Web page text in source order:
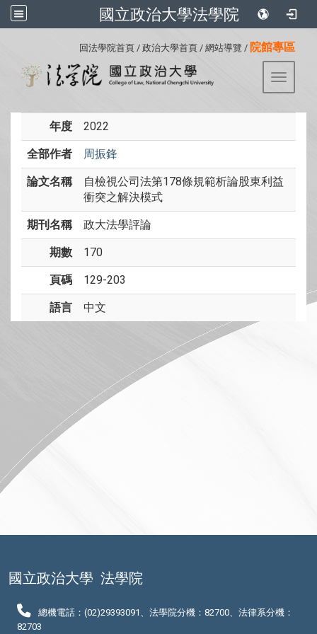
國立政治大學法學院
回法學院首頁 / 政治大學首頁 / 網站導覽 / 院館專區
Toggle
年度 2022
全部作者 周振鋒
論文名稱
自檢視公司法第178條規範析論股東利益
衝突之解決模式
期刊名稱 政大法學評論
期數 170
頁碼 129-203
語言 中文
國立政治大學 法學院
總機電話：(02)29393091、法學院分機：82700、法律系分機：
82703